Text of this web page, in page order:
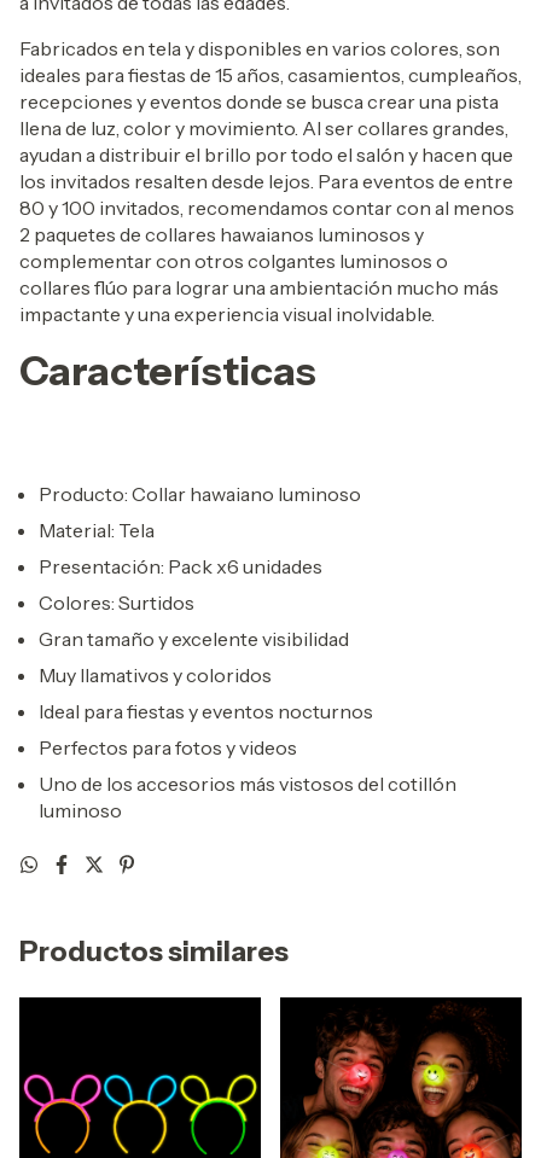
Fabricados en tela y disponibles en varios colores, son
ideales para fiestas de 15 años, casamientos, cumpleaños,
recepciones y eventos donde se busca crear una pista
llena de luz, color y movimiento. Al ser collares grandes,
ayudan a distribuir el brillo por todo el salón y hacen que
los invitados resalten desde lejos. Para eventos de entre
80 y 100 invitados, recomendamos contar con al menos
2 paquetes de collares hawaianos luminosos y
complementar con otros colgantes luminosos o
collares flúo para lograr una ambientación mucho más
impactante y una experiencia visual inolvidable.
Características
Producto: Collar hawaiano luminoso
Material: Tela
Presentación: Pack x6 unidades
Colores: Surtidos
Gran tamaño y excelente visibilidad
Muy llamativos y coloridos
Ideal para fiestas y eventos nocturnos
Perfectos para fotos y videos
Uno de los accesorios más vistosos del cotillón
luminoso
Productos similares